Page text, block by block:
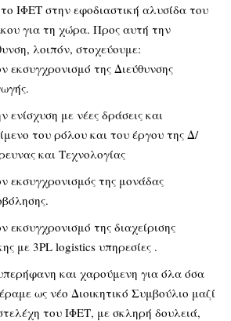
το ΙΦΕΤ στην εφοδιαστική αλυσίδα του
για τη χώρα. Προς αυτή την
λοιπόν, στοχεύουμε:
εκσυγχρονισμό της Διεύθυνσης
ενίσχυση με νέες δράσεις και
του ρόλου και του έργου της Δ/
και Τεχνολογίας
εκσυγχρονισμός της μονάδας
εκσυγχρονισμό της διαχείρισης
με 3PL logistics υπηρεσίες .
και χαρούμενη για όλα όσα
ως νέο Διοικητικό Συμβούλιο μαζί
του ΙΦΕΤ, με σκληρή δουλειά,